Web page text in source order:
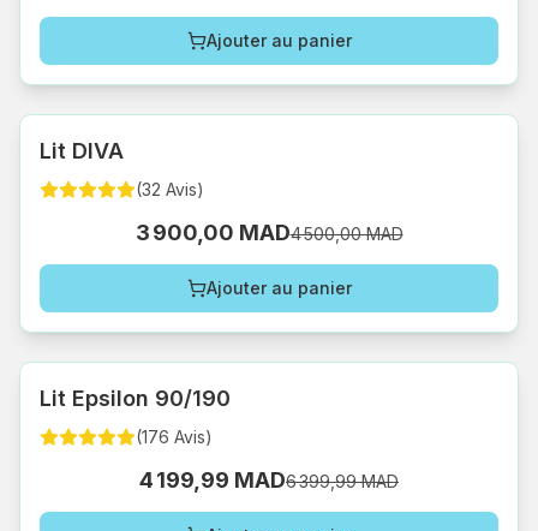
Ajouter au panier
Lit DIVA
(32 Avis)
3 900,00 MAD4 500,00 MAD
Ajouter au panier
Lit Epsilon 90/190
(176 Avis)
4 199,99 MAD6 399,99 MAD